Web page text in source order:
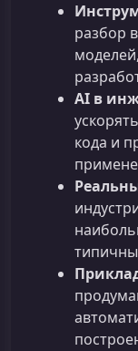
разбор
AI в
кода и